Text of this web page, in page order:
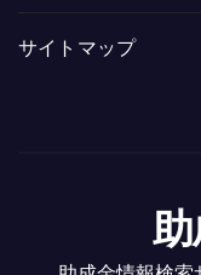
サイトマップ